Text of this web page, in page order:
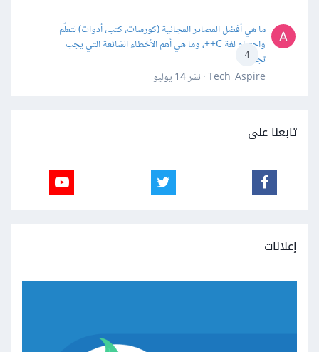
4
ما هي أفضل المصادر المجانية (كورسات، كتب، أدوات) لتعلّم
واحترام لغة C++، وما هي أهم الأخطاء الشائعة التي يجب
تجنبها؟
Tech_Aspire · نشر
14 يوليو
تابعنا على
إعلانات